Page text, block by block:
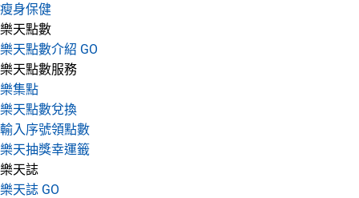
瘦身保健
樂天點數
樂天點數介紹 GO
樂天點數服務
樂集點
樂天點數兌換
輸入序號領點數
樂天抽獎幸運籤
樂天誌
樂天誌 GO